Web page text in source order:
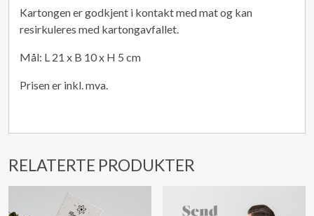
Kartongen er godkjent i kontakt med mat og kan
resirkuleres med kartongavfallet.
Mål: L 21 x B 10 x H 5 cm
Prisen er inkl. mva.
RELATERTE PRODUKTER